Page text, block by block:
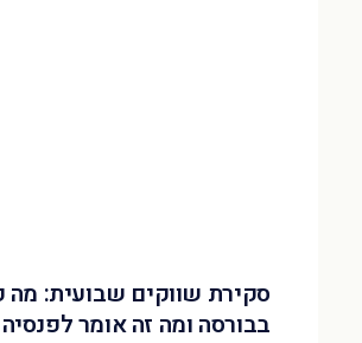
סקירת שווקים שבועית: מה
בבורסה ומה זה אומר